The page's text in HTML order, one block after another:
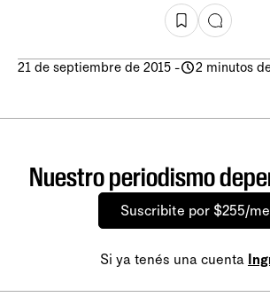
21 de septiembre de 2015 - 2 minutos
Nuestro periodismo
Suscribite por $255/
Si ya tenés una cuenta